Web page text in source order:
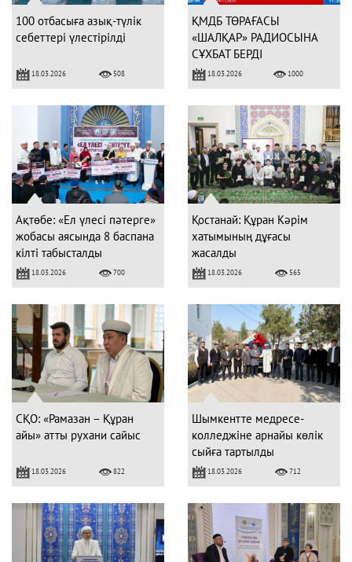
100 отбасыға азық-түлік
себеттері үлестірілді
18.03.2026 508
ҚМДБ ТӨРАҒАСЫ
«ШАЛҚАР» РАДИОСЫНА
СҰХБАТ БЕРДІ
18.03.2026 1000
Ақтөбе: «Ел үлесі пәтерге»
жобасы аясында 8 баспана
кілті табысталды
18.03.2026 700
Қостанай: Құран Кәрім
хатымының дұғасы
жасалды
18.03.2026 565
СҚО: «Рамазан – Құран
айы» атты рухани сайыс
18.03.2026 822
Шымкентте медресе-
колледжіне арнайы көлік
сыйға тартылды
18.03.2026 712